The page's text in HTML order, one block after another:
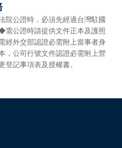
院公證時，必須先經過台灣駐國
需公證時請提供文件正本及護照
經外交部認證必需附上當事者身
，公司行號文件認證必需附上營
登記事項表及授權書。